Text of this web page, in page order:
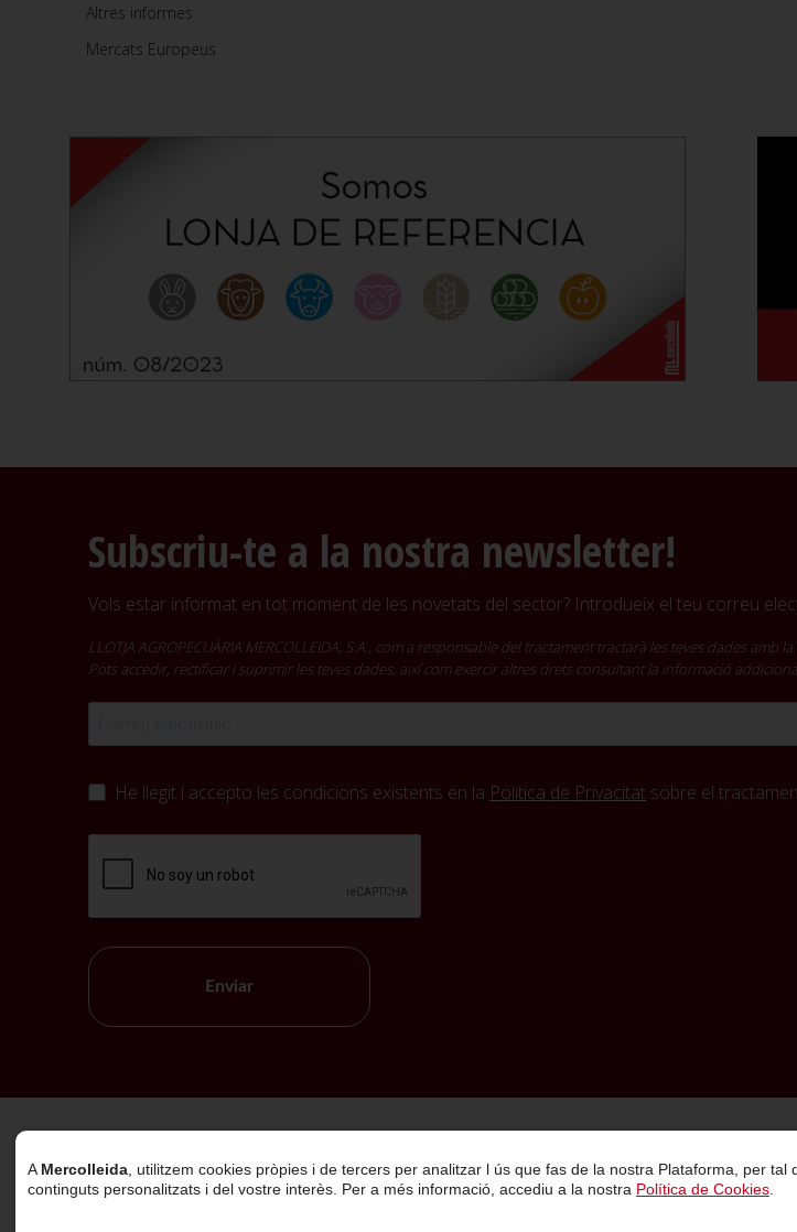
Altres informes
Mercats Europeus
Subscriu-te a la nostra newsletter!
Vols estar informat en tot moment de les novetats del sector? Introdueix el teu correu
LLOTJA AGROPECUÀRIA MERCOLLEIDA, S.A., com a responsable del tractament tractarà les teves dades
Pots accedir, rectificar i suprimir les teves dades, així com exercir altres drets consultant la informació
He llegit i accepto les condicions existents en la Política de Privacitat sobre el
Enviar
A Mercolleida , utilitzem cookies pròpies i de tercers per analitzar l ús que fas de la nostra Plataforma, per
continguts personalitzats i del vostre interès. Per a més informació, accediu a la nostra Política de Cookies